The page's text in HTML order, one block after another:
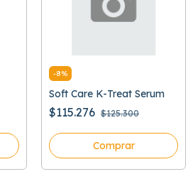
-8%
Soft Care K-Treat Serum
$115.276 $125.300
Comprar